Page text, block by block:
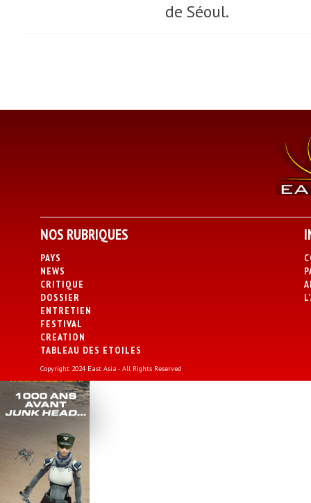
de Séoul.
NOS RUBRIQUES
PAYS
NEWS
CRITIQUE
DOSSIER
ENTRETIEN
FESTIVAL
CREATION
TABLEAU DES ETOILES
Copyright 2024 East Asia - All Rights Reserved